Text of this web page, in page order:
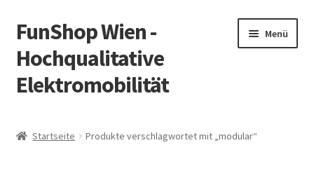
Zur
Navigation
springen
Zum
Inhalt
springen
FunShop Wien -
Hochqualitative
Elektromobilität
Menü
Startseite Produkte verschlagwortet mit „modular“